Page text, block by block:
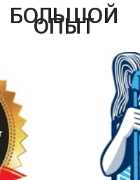
БОЛЬШОЙ
ОПЫТ